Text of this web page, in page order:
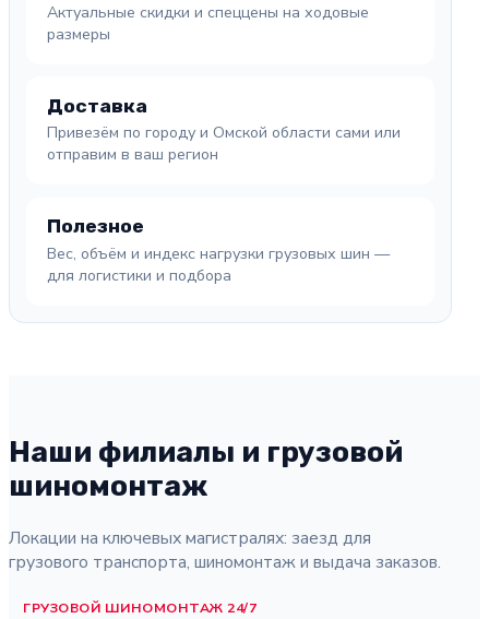
Актуальные скидки и спеццены на ходовые
размеры
Доставка
Привезём по городу и Омской области сами или
отправим в ваш регион
Полезное
Вес, объём и индекс нагрузки грузовых шин —
для логистики и подбора
Наши филиалы и грузовой
шиномонтаж
Локации на ключевых магистралях: заезд для
грузового транспорта, шиномонтаж и выдача заказов.
ГРУЗОВОЙ ШИНОМОНТАЖ 24/7